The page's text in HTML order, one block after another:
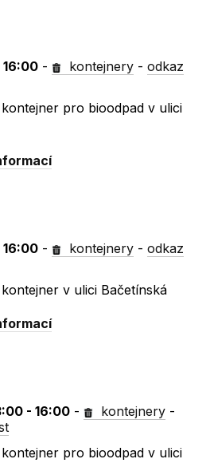
16:00 - kontejnery -odkaz
pro bioodpad v ulici
16:00 - kontejnery -odkaz
v ulici Bačetínská
- 16:00 - kontejnery -
pro bioodpad v ulici